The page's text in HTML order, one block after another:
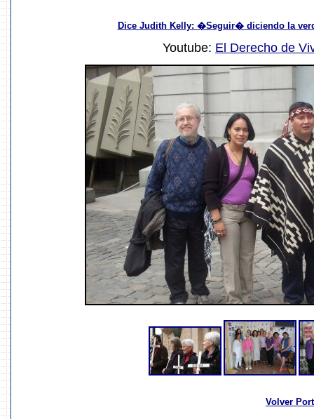
Dice Judith Kelly: �Seguir� diciendo la
Youtube: El Derecho de
Volver